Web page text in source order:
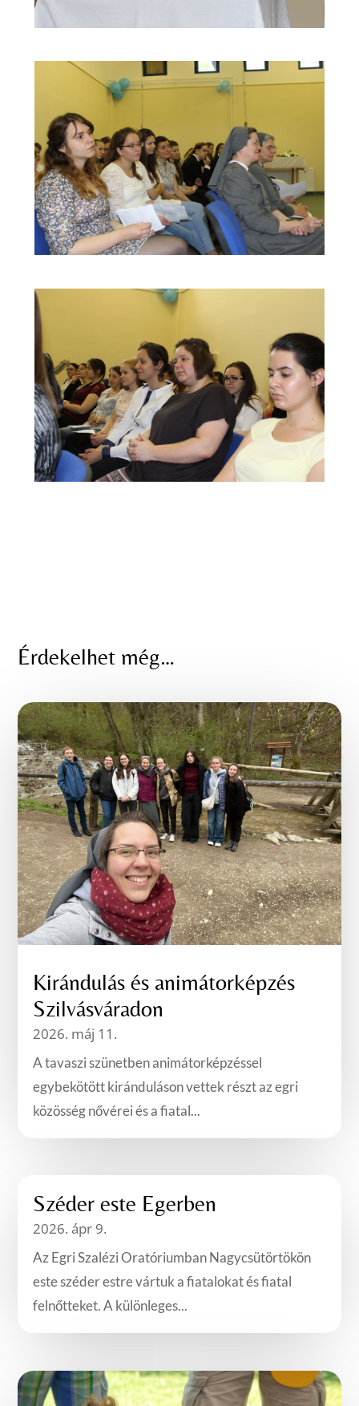
Érdekelhet még…
Kirándulás és animátorképzés
Szilvásváradon
2026. máj 11.
A tavaszi szünetben animátorképzéssel
egybekötött kiránduláson vettek részt az egri
közösség nővérei és a fiatal...
Széder este Egerben
2026. ápr 9.
Az Egri Szalézi Oratóriumban Nagycsütörtökön
este széder estre vártuk a fiatalokat és fiatal
felnőtteket. A különleges...